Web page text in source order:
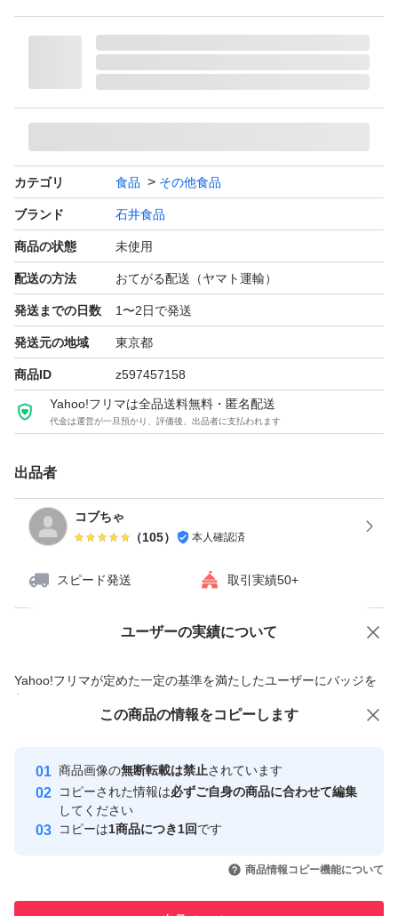
カテゴリ 食品 その他食品
ブランド 石井食品
商品の状態 未使用
配送の方法 おてがる配送（ヤマト運輸）
発送までの日数 1〜2日で発送
発送元の地域 東京都
商品ID z597457158
Yahoo!フリマは全品送料無料・匿名配送
代金は運営が一旦預かり、評価後、出品者に支払われます
出品者
コブちゃ
（105） 本人確認済
スピード発送 取引実績50+
ユーザーの実績について
Yahoo!フリマが定めた一定の基準を満たしたユーザーにバッジを
付与しています
安心取引出品者
心・安全なユーザーです
取引実績
引を完了させた実績があります
価格の相談 商品への質問
この商品の情報をコピーします
商品画像の無断転載は禁止されています
コピーされた情報は必ずご自身の商品に合わせて編集
してください
コピーは1商品につき1回です
商品情報コピー機能について
この商品をみている人にオススメ